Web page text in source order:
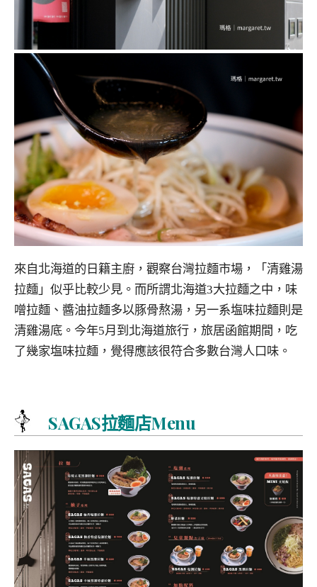
來自北海道的日籍主廚，觀察台灣拉麵市場，「清雞湯
拉麵」似乎比較少見。而所謂北海道3大拉麵之中，味
噌拉麵、醬油拉麵多以豚骨熬湯，另一系塩味拉麵則是
清雞湯底。今年5月到北海道旅行，旅居函館期間，吃
了幾家塩味拉麵，覺得應該很符合多數台灣人口味。
SAGAS拉麵店Menu